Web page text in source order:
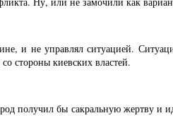
и не управлял ситуацией.
стороны киевских властей.
получил бы сакральную жертву и